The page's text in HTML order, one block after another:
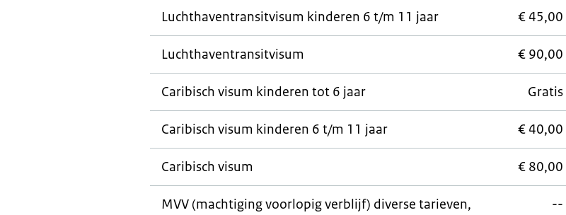
Luchthaventransitvisum kinderen 6 t/m 11 jaar € 45,00
Luchthaventransitvisum € 90,00
Caribisch visum kinderen tot 6 jaar Gratis
Caribisch visum kinderen 6 t/m 11 jaar € 40,00
Caribisch visum € 80,00
MVV (machtiging voorlopig verblijf) diverse tarieven,
--